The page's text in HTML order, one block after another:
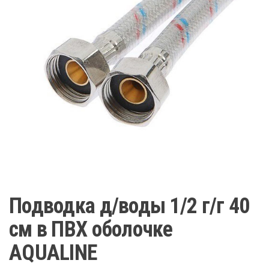
Подводка д/воды 1/2 г/г 40
см в ПВХ оболочке
AQUALINE